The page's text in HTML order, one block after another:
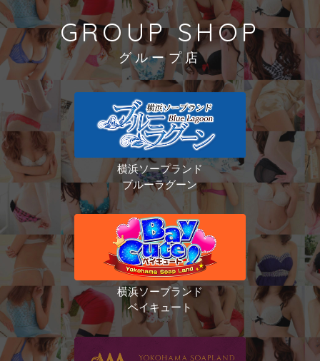
GROUP SHOP
グループ店
横浜ソープランド
ブルーラグーン
横浜ソープランド
ベイキュート